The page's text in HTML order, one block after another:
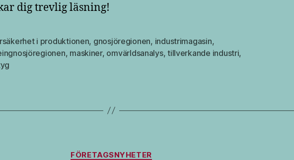
dig trevlig läsning!
i produktionen, gnosjöregionen, industrimagasin,
, maskiner, omvärldsanalys,tillverkande industri,
Kategorier
FÖRETAGSNYHETER